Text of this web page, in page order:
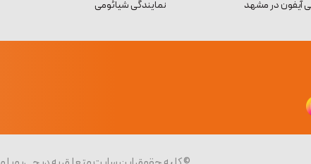
آیفون در مشهد
نمایندگی شیائومی